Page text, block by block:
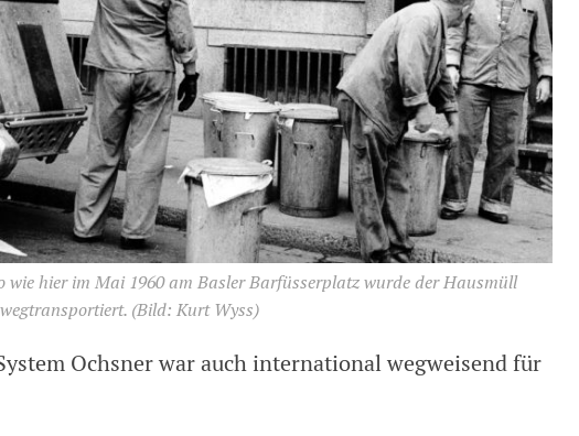
wie hier im Mai 1960 am Basler Barfüsserplatz wurde der Hausmüll
(Bild: Kurt Wyss)
Ochsner war auch international wegweisend für